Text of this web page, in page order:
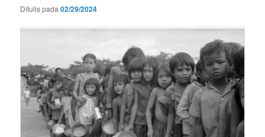
Ditulis pada02/29/2024